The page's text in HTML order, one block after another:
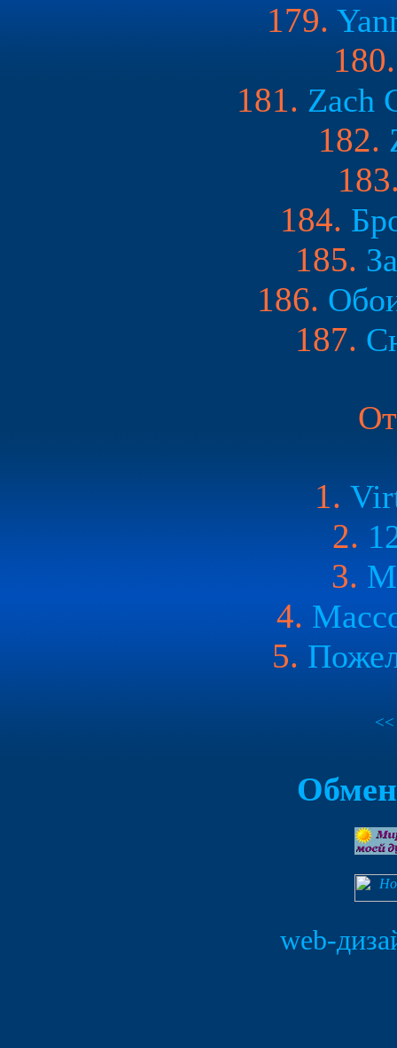
179.
180.
181. Zach
182.
184.
185.
186.
187.
1.
2.
3.
4.
5.
<<
web-